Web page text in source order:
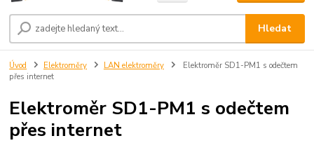
Hledat
Úvod Elektroměry LAN elektroměry
Elektroměr SD1-PM1 s odečtem
přes internet
Elektroměr SD1-PM1 s odečtem
přes internet